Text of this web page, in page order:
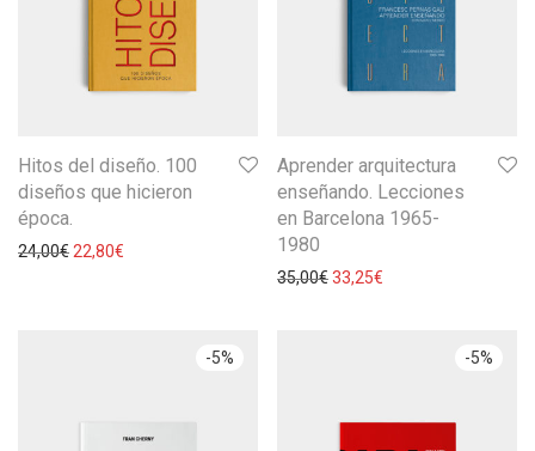
Hitos del diseño. 100
diseños que hicieron
época.
24,00€ 22,80€
Aprender arquitectura
enseñando. Lecciones
en Barcelona 1965-
1980
35,00€33,25€
-5% -5%